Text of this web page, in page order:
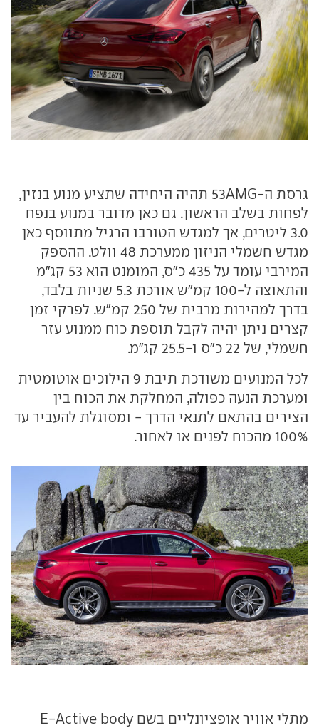
גרסת ה-53AMG תהיה היחידה שתציע מנוע בנזין,
לפחות בשלב הראשון. גם כאן מדובר במנוע בנפח
3.0 ליטרים, אך למגדש הטורבו הרגיל מתווסף כאן
מגדש חשמלי הניזון ממערכת 48 וולט. ההספק
המירבי עומד על 435 כ"ס, המומנט הוא 53 קג"מ
והתאוצה ל-100 קמ"ש אורכת 5.3 שניות בלבד,
בדרך למהירות מרבית של 250 קמ"ש. לפרקי זמן
קצרים ניתן יהיה לקבל תוספת כוח ממנוע עזר
חשמלי, של 22 כ"ס ו-25.5 קג"מ.
לכל המנועים משודכת תיבת 9 הילוכים אוטומטית
ומערכת הנעה כפולה, המחלקת את הכוח בין
הצירים בהתאם לתנאי הדרך - ומסוגלת להעביר עד
100% מהכוח לפנים או לאחור.
מתלי אוויר אופציונליים בשם E-Active body